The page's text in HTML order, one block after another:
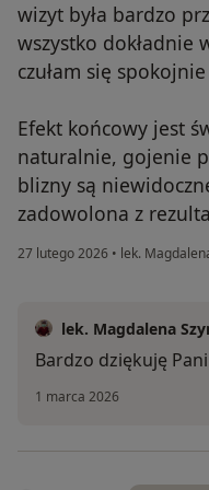
wizyt była bardzo
wszystko dokładnie
czułam się
Efekt końcowy jest
naturalnie, gojenie
blizny są
zadowolona z
27 lutego 2026 • lek.
lek. Magdalena
Bardzo dziękuję
1 marca 2026